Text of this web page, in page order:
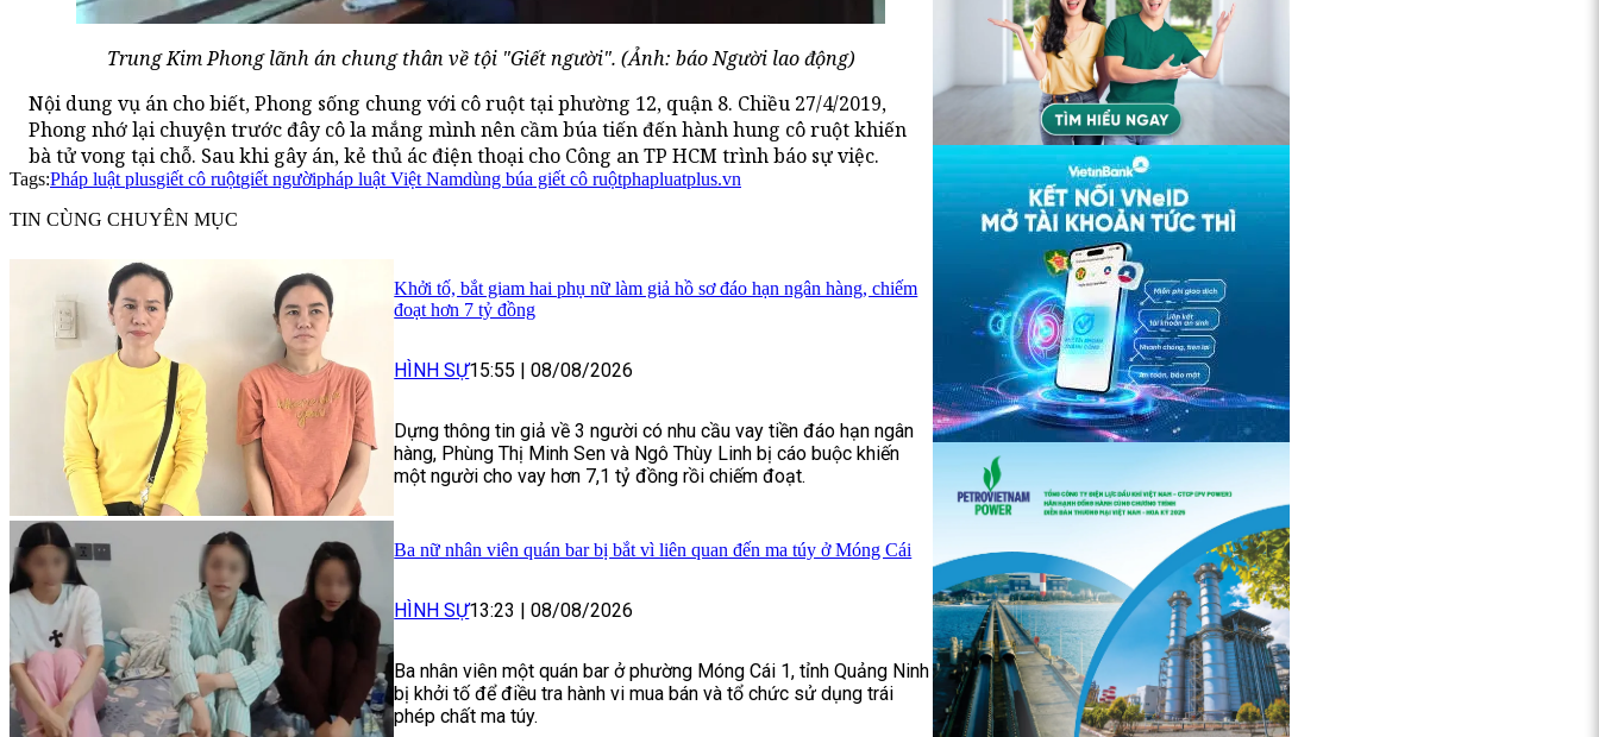
Trung Kim Phong lãnh án chung thân về tội "Giết người". (Ảnh: báo Người lao động)
Nội dung vụ án cho biết, Phong sống chung với cô ruột tại phường 12, quận 8. Chiều 27/4/2019,
Phong nhớ lại chuyện trước đây cô la mắng mình nên cầm búa tiến đến hành hung cô ruột khiến
bà tử vong tại chỗ. Sau khi gây án, kẻ thủ ác điện thoại cho Công an TP HCM trình báo sự việc.
Tags:Pháp luật plusgiết cô ruộtgiết ngườipháp luật Việt Namdùng búa giết cô ruộtphapluatplus.vn
TIN CÙNG CHUYÊN MỤC
Khởi tố, bắt giam hai phụ nữ làm giả hồ sơ đáo hạn ngân hàng, chiếm
đoạt hơn 7 tỷ đồng
HÌNH SỰ15:55 08/08/2026
Dựng thông tin giả về 3 người có nhu cầu vay tiền đáo hạn ngân
hàng, Phùng Thị Minh Sen và Ngô Thùy Linh bị cáo buộc khiến
một người cho vay hơn 7,1 tỷ đồng rồi chiếm đoạt.
Ba nữ nhân viên quán bar bị bắt vì liên quan đến ma túy ở Móng Cái
HÌNH SỰ13:23 | 08/08/2026
Ba nhân viên một quán bar ở phường Móng Cái 1, tỉnh Quảng Ninh
bị khởi tố để điều tra hành vi mua bán và tổ chức sử dụng trái
phép chất ma túy.